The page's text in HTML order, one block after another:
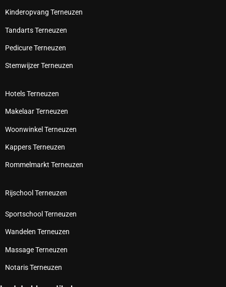
Kinderopvang Terneuzen
Tandarts Terneuzen
Pedicure Terneuzen
Stemwijzer Terneuzen
Hotels Terneuzen
Makelaar Terneuzen
Woonwinkel Terneuzen
Kappers Terneuzen
Rommelmarkt Terneuzen
Rijschool Terneuzen
Sportschool Terneuzen
Wandelen Terneuzen
Massage Terneuzen
Notaris Terneuzen